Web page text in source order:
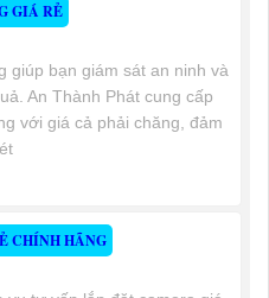
GIÁ RẺ
giúp bạn giám sát an ninh và
An Thành Phát cung cấp
với giá cả phải chăng, đảm
CHÍNH HÃNG